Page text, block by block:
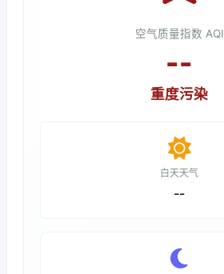
空气质量指数 AQI
--
重度污染
白天天气
--